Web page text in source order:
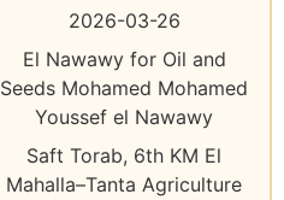
2026-03-26
El Nawawy for Oil and
Seeds Mohamed Mohamed
Youssef el Nawawy
Saft Torab, 6th KM El
Mahalla–Tanta Agriculture